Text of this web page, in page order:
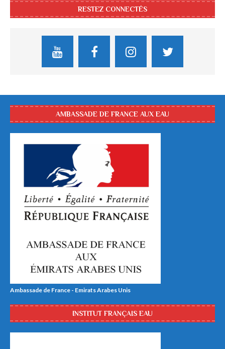
RESTEZ CONNECTÉS
AMBASSADE DE FRANCE AUX EAU
Ambassade de France - Emirats Arabes Unis
INSTITUT FRANÇAIS EAU